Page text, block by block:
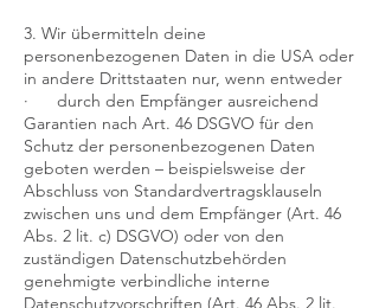
3. Wir übermitteln deine
personenbezogenen Daten in die USA oder
in andere Drittstaaten nur, wenn entweder
· durch den Empfänger ausreichend
Garantien nach Art. 46 DSGVO für den
Schutz der personenbezogenen Daten
geboten werden – beispielsweise der
Abschluss von Standardvertragsklauseln
zwischen uns und dem Empfänger (Art. 46
Abs. 2 lit. c) DSGVO) oder von den
zuständigen Datenschutzbehörden
genehmigte verbindliche interne
Datenschutzvorschriften (Art. 46 Abs. 2 lit.